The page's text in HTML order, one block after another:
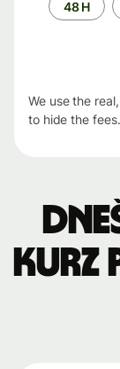
period
48 H
We use the
to hide the fees.
kurz